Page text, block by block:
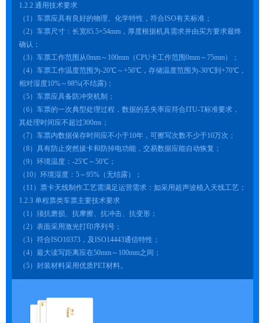
1.2.2 通用技术要求
（1）车票应具有良好的物理、化学特性，符合ISO有关标准；
（2）车票尺寸：长宽85.5×54mm，厚度根据机具需求并由买方要求最终
确认；
（3）车票工作范围从0mm～100mm（CPU卡工作范围0mm～75mm）；
（4）车票工作温度范围为-20℃～+50℃，存储温度范围为-30℃到+70℃，
相对湿度10%～98%(不结露)；
（5）车票应具备防冲突机制；
（6）车票的一次典型处理过程，数据的丢失率应符合ITU-T标准要求，
其处理时间应不超过300ms；
（7）车票内数据保存时间应不小于10年，可擦写次数不少于10万次；
（8）具有防止突然拔卡和防掉电功能，交易数据应能自动恢复；
（9）环境温度：-25℃～50℃；
（10）环境湿度：5～95%（无结露）；
（11）票卡天线制作工艺需满足运营需求：如采用超声波植入天线工艺；
1.2.3 单程票类车票主要技术要求
（1）须抗磨损、抗摩擦、抗冲击、抗变形；
（2）表面采用激光打印序列号；
（3）符合ISO10373，及ISO14443通信特性；
（4）最大读写距离应在50mm～100mm之间；
（5）封装材料采用优质PET材料。